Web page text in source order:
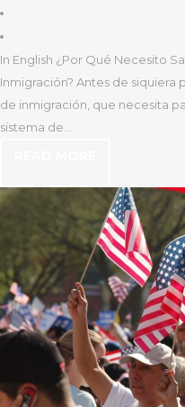
In English ¿Por Qué Necesito
Inmigración? Antes de
de inmigración, que necesita
sistema de...